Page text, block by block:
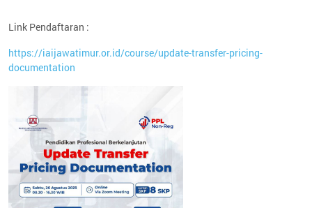
Link Pendaftaran :
https://iaijawatimur.or.id/course/update-transfer-pricing-
documentation